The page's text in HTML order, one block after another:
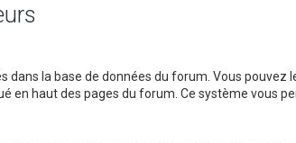
la base de données du forum. Vous pouvez
en haut des pages du forum. Ce système vous